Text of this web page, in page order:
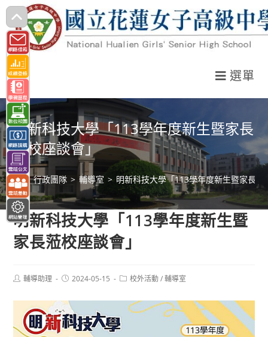
跳
轉
至
主
要
內
容
選單
明新科技大學「113學年度新生暨家長
蒞校座談會」
> 行政團隊 > 輔導室 > 明新科技大學「113學年度新生暨家長蒞
明新科技大學「113學年度新生暨
家長蒞校座談會」
Post輔導助理
Post2024-05-15
Post校外活動 / 輔導室